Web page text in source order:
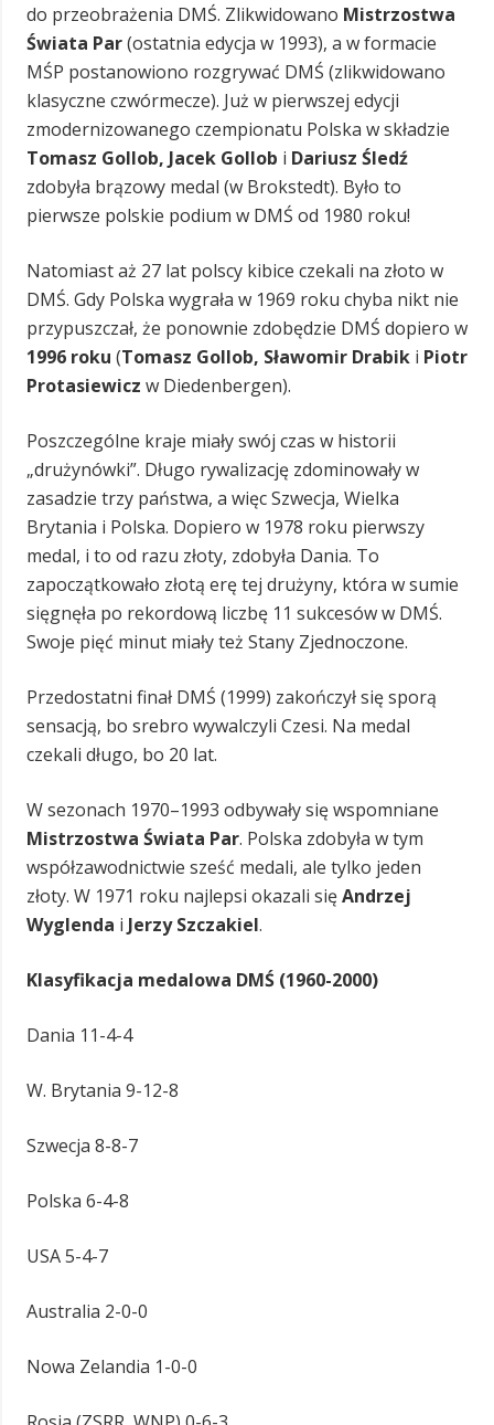
do przeobrażenia DMŚ. Zlikwidowano Mistrzostwa
Świata Par(ostatnia edycja w 1993), a w formacie
MŚP postanowiono rozgrywać DMŚ (zlikwidowano
klasyczne czwórmecze). Już w pierwszej edycji
zmodernizowanego czempionatu Polska w składzie
Tomasz Gollob, Jacek Gollob i Dariusz Śledź
zdobyła brązowy medal (w Brokstedt). Było to
pierwsze polskie podium w DMŚ od 1980 roku!
Natomiast aż 27 lat polscy kibice czekali na złoto w
DMŚ. Gdy Polska wygrała w 1969 roku chyba nikt nie
przypuszczał, że ponownie zdobędzie DMŚ dopiero w
1996 roku (Tomasz Gollob, Sławomir Drabik i Piotr
Protasiewicz w Diedenbergen).
Poszczególne kraje miały swój czas w historii
„drużynówki”. Długo rywalizację zdominowały w
zasadzie trzy państwa, a więc Szwecja, Wielka
Brytania i Polska. Dopiero w 1978 roku pierwszy
medal, i to od razu złoty, zdobyła Dania. To
zapoczątkowało złotą erę tej drużyny, która w sumie
sięgnęła po rekordową liczbę 11 sukcesów w DMŚ.
Swoje pięć minut miały też Stany Zjednoczone.
Przedostatni finał DMŚ (1999) zakończył się sporą
sensacją, bo srebro wywalczyli Czesi. Na medal
czekali długo, bo 20 lat.
W sezonach 1970–1993 odbywały się wspomniane
Mistrzostwa Świata Par. Polska zdobyła w tym
współzawodnictwie sześć medali, ale tylko jeden
złoty. W 1971 roku najlepsi okazali sięAndrzej
Wyglenda i Jerzy Szczakiel.
Klasyfikacja medalowa DMŚ (1960-2000)
Dania 11-4-4
W. Brytania 9-12-8
Szwecja 8-8-7
Polska 6-4-8
USA 5-4-7
Australia 2-0-0
Nowa Zelandia 1-0-0